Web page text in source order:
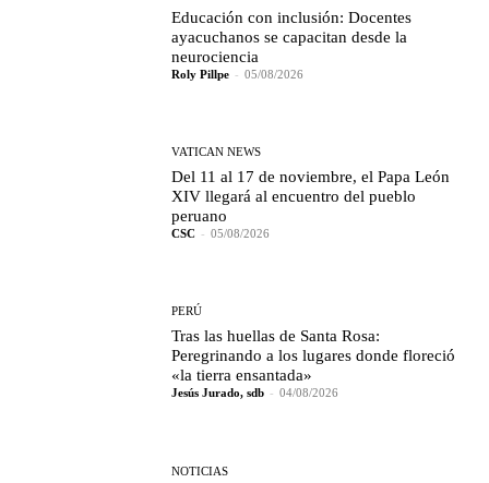
Educación con inclusión: Docentes
ayacuchanos se capacitan desde la
neurociencia
Roly Pillpe - 05/08/2026
VATICAN NEWS
Del 11 al 17 de noviembre, el Papa León
XIV llegará al encuentro del pueblo
peruano
CSC - 05/08/2026
PERÚ
Tras las huellas de Santa Rosa:
Peregrinando a los lugares donde floreció
«la tierra ensantada»
Jesús Jurado, sdb - 04/08/2026
NOTICIAS